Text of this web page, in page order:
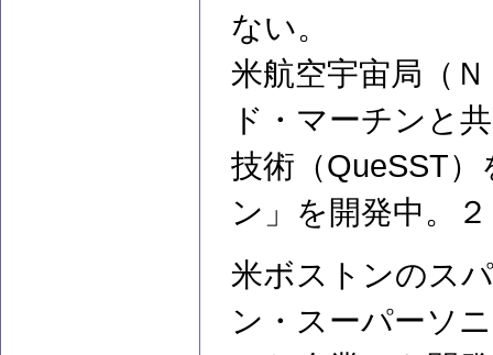
ない。
米航空宇宙局（
ド・マーチンと
技術（QueSST
ン」を開発中。
米ボストンのス
ン・スーパーソ